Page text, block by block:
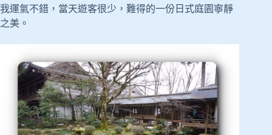
我運氣不錯，當天遊客很少，難得的一份日式庭園寧靜
之美。